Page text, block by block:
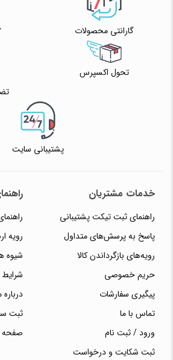
گارانتی محصولات
تحول اکسپرس
پشتیبانی سایت
خدمات مشتریان
راهنمای ثبت تیکت پشتیبانی
پاسخ به پرسش‌های متداول
رویه‌های بازگرداندن کالا
حریم خصوصی
پیگیری سفارشات
تماس با ما
ورود / ثبت نام
ثبت شکایت و درخواست
رویه
شیوه
شرایط
درباره
ثبت
صفحه